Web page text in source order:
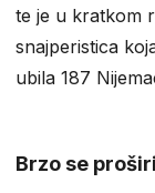
te je u kratkom
snajperistica
ubila 187
Brzo se